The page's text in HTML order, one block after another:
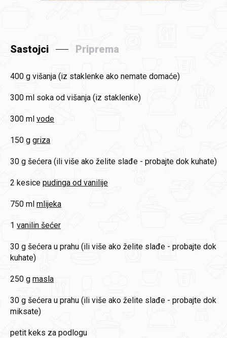
Sastojci Priprema
400 g višanja (iz staklenke ako nemate domaće)
300 ml soka od višanja (iz staklenke)
300 ml vode
150 g griza
30 g šećera (ili više ako želite slađe - probajte dok kuhate)
2 kesice pudinga od vanilije
750 ml mlijeka
1 vanilin šećer
30 g šećera u prahu (ili više ako želite slađe - probajte dok
kuhate)
250 g masla
30 g šećera u prahu (ili više ako želite slađe - probajte dok
miksate)
petit keks za podlogu